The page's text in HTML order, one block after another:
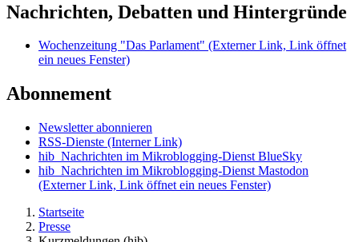
Nachrichten, Debatten und Hintergründe
Wochenzeitung "Das Parlament" (Externer Link, Link öffnet
ein neues Fenster)
Abonnement
Newsletter abonnieren
RSS-Dienste (Interner Link)
hib_Nachrichten im Mikroblogging-Dienst BlueSky
hib_Nachrichten im Mikroblogging-Dienst Mastodon
(Externer Link, Link öffnet ein neues Fenster)
Startseite
Presse